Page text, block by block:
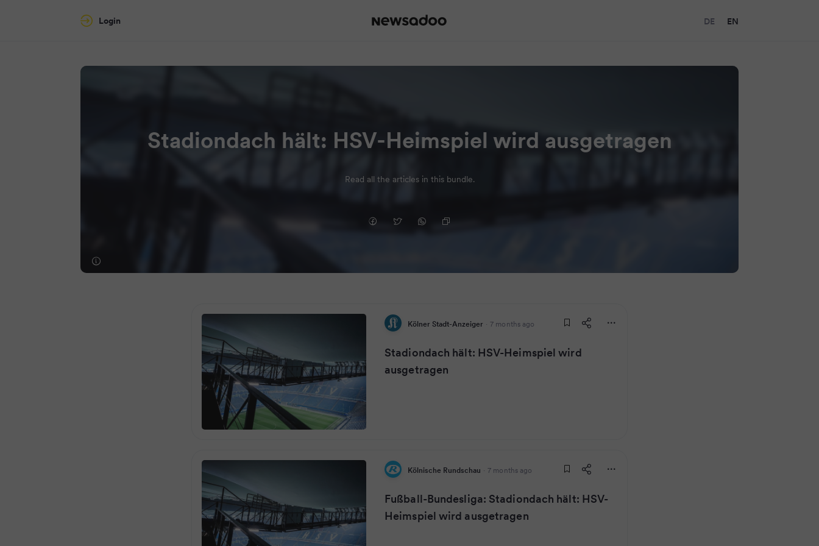
Login DE EN
Stadiondach hält: HSV-Heimspiel wird ausgetragen
Read all the articles in this bundle.
Kölner Stadt-Anzeiger · 7 months ago
Stadiondach hält: HSV-Heimspiel wird
ausgetragen
Kölnische Rundschau · 7 months ago
Fußball-Bundesliga: Stadiondach hält: HSV-
Heimspiel wird ausgetragen